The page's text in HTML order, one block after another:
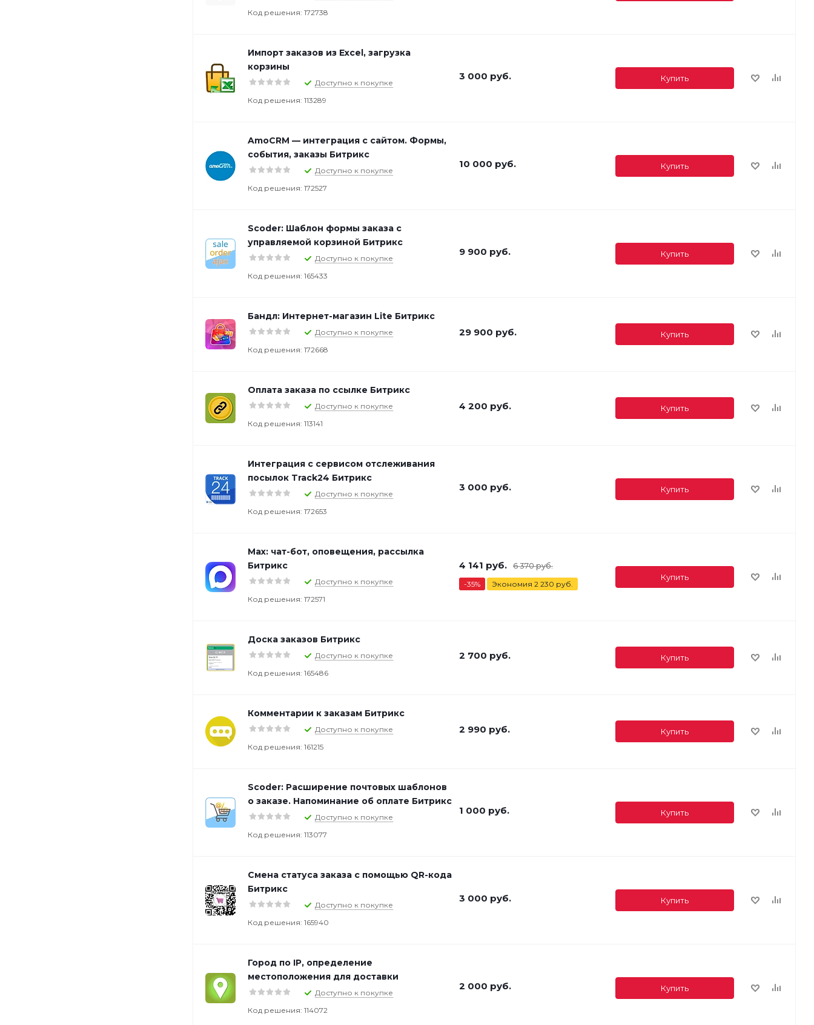
Код решения: 172738
Импорт заказов из Excel, загрузка
корзины
Доступно к покупке
Код решения: 113289
3 000 руб. Купить
AmoCRM — интеграция c сайтом. Формы,
события, заказы Битрикс
Доступно к покупке
Код решения: 172527
10 000 руб. Купить
Scoder: Шаблон формы заказа с
управляемой корзиной Битрикс
Доступно к покупке
Код решения: 165433
9 900 руб. Купить
Бандл: Интернет-магазин Lite Битрикс
Доступно к покупке
Код решения: 172668
29 900 руб. Купить
Оплата заказа по ссылке Битрикс
Доступно к покупке
Код решения: 113141
4 200 руб. Купить
Интеграция с сервисом отслеживания
посылок Track24 Битрикс
Доступно к покупке
Код решения: 172653
3 000 руб. Купить
Max: чат-бот, оповещения, рассылка
Битрикс
Доступно к покупке
Код решения: 172571
4 141 руб. 6 370руб.
-35% Экономия 2 230 руб.
Купить
Доска заказов Битрикс
Доступно к покупке
Код решения: 165486
2 700 руб. Купить
Комментарии к заказам Битрикс
Доступно к покупке
Код решения: 161215
2 990 руб. Купить
Scoder: Расширение почтовых шаблонов
о заказе. Напоминание об оплате Битрикс
Доступно к покупке
Код решения: 113077
1 000 руб. Купить
Смена статуса заказа с помощью QR-кода
Битрикс
Доступно к покупке
Код решения: 165940
3 000 руб. Купить
Город по IP, определение
местоположения для доставки
Доступно к покупке
Код решения: 114072
2 000 руб. Купить